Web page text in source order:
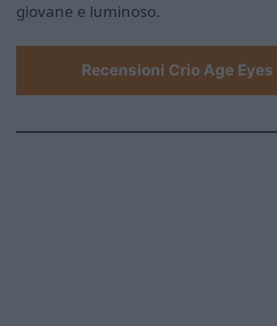
giovane e luminoso.
Recensioni Crio Age Eyes